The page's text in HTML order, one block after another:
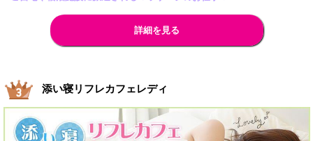
詳細を見る
添い寝リフレカフェレディ